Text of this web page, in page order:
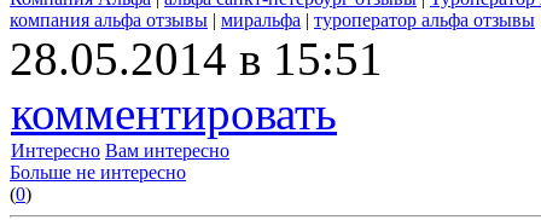
компания альфа отзывы | миральфа | туроператор альфа отзывы
28.05.2014 в 15:51
комментировать
Интересно Вам интересно
Больше не интересно
(0)